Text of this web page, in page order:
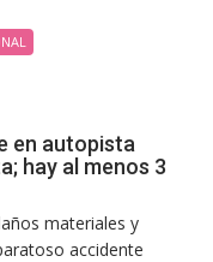
en autopista
hay al menos 3
materiales y
accidente